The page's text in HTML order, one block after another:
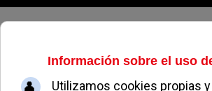
Domingo, 09 de agosto de 2026